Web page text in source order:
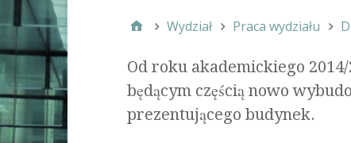
Wydział Praca wydziału
Od roku akademickiego
będącym częścią nowo
prezentującego budynek.